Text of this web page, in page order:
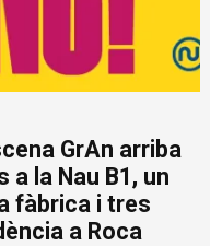
GrAn arriba
la Nau B1, un
fàbrica i tres
a Roca